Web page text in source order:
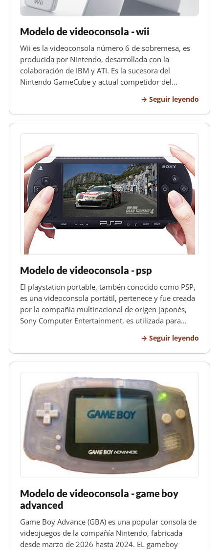
Modelo de videoconsola - wii
Wii es la videoconsola número 6 de sobremesa, es
producida por Nintendo, desarrollada con la
colaboración de IBM y ATI. Es la sucesora del
Nintendo GameCube y actual competidor del
principal de esta consola es su mando inalámbrico
conocido como el Control Remoto Wii o Wi…
Seguir leyendo
Modelo de videoconsola - psp
El playstation portable, tambén conocido como PSP,
es una videoconsola portátil, pertenece y fue creada
por la compañia multinacional de origen japonés,
Sony Computer Entertainment, es utilizada para
ranura para tarjetas de memoria, reproductor de
discos ópticos, salida par…
Seguir leyendo
Modelo de videoconsola - game boy
advanced
Game Boy Advance (GBA) es una popular consola de
videojuegos de la compañía Nintendo, fabricada
desde marzo de 2026 hasta 2024. EL gameboy